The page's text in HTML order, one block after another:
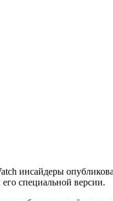
инсайдеры
специальной версии.